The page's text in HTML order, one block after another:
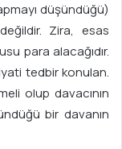
düşündüğü)
Zira, esas
para alacağıdır.
tedbir konulan.
olup davacının
bir davanın